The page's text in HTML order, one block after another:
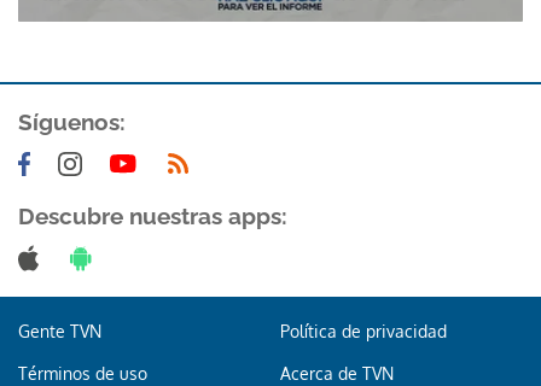
Síguenos:
Descubre nuestras apps:
Gente TVN Política de privacidad
Términos de uso Acerca de TVN